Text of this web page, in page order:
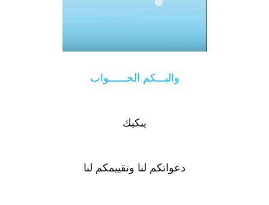
واليـــكم الجــــــواب
يبكيك
دعواتكم لنا وتقييمكم لنا